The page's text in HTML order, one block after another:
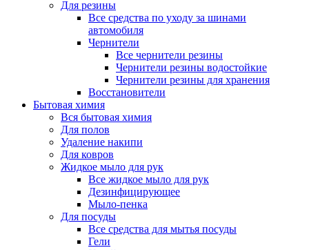
Для резины
Все средства по уходу за шинами
автомобиля
Чернители
Все чернители резины
Чернители резины водостойкие
Чернители резины для хранения
Восстановители
Бытовая химия
Вся бытовая химия
Для полов
Удаление накипи
Для ковров
Жидкое мыло для рук
Все жидкое мыло для рук
Дезинфицирующее
Мыло-пенка
Для посуды
Все средства для мытья посуды
Гели